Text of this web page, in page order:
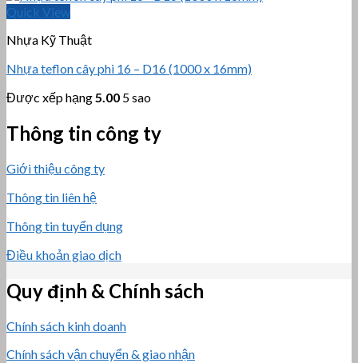
Quick View
Nhựa Kỹ Thuật
Nhựa teflon cây phi 16 – D16 (1000 x 16mm)
Được xếp hạng 5.00 5 sao
Thông tin công ty
Giới thiệu công ty
Thông tin liên hệ
Thông tin tuyển dụng
Điều khoản giao dịch
Quy định & Chính sách
Chính sách kinh doanh
Chính sách vận chuyển & giao nhận